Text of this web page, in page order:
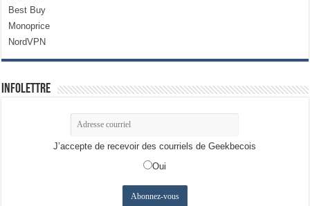
Best Buy
Monoprice
NordVPN
Infolettre
J’accepte de recevoir des courriels de Geekbecois
Oui